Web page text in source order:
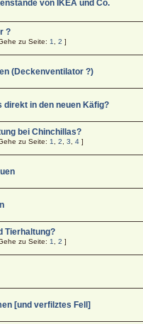
von IKEA und Co.
?
zu Seite: 1 ,2 ]
(Deckenventilator ?)
direkt in den neuen Käfig?
bei Chinchillas?
zu Seite: 1 ,2 ,3 ,4 ]
Tierhaltung?
zu Seite: 1 ,2 ]
[und verfilztes Fell]